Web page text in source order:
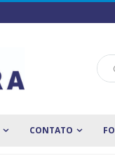
CONTATO